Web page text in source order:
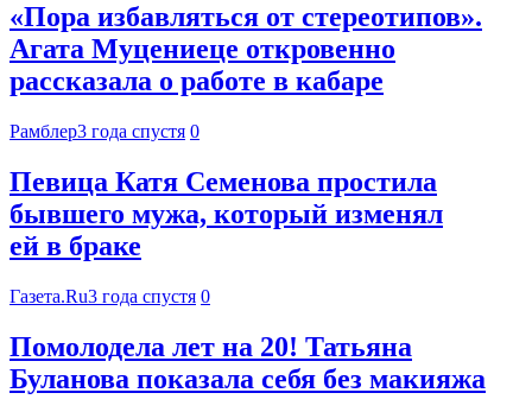
«Пора избавляться от стереотипов».
Агата Муцениеце откровенно
рассказала о работе в кабаре
Рамблер3 года спустя 0
Певица Катя Семенова простила
бывшего мужа, который изменял
ей в браке
Газета.Ru3 года спустя 0
Помолодела лет на 20! Татьяна
Буланова показала себя без макияжа